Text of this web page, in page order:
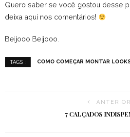
Quero saber se você gostou desse
deixa aqui nos comentários!
Beijooo Beijooo.
TAGS : COMO COMEÇAR MONTAR
ANTERIOR
7 CALÇADOS